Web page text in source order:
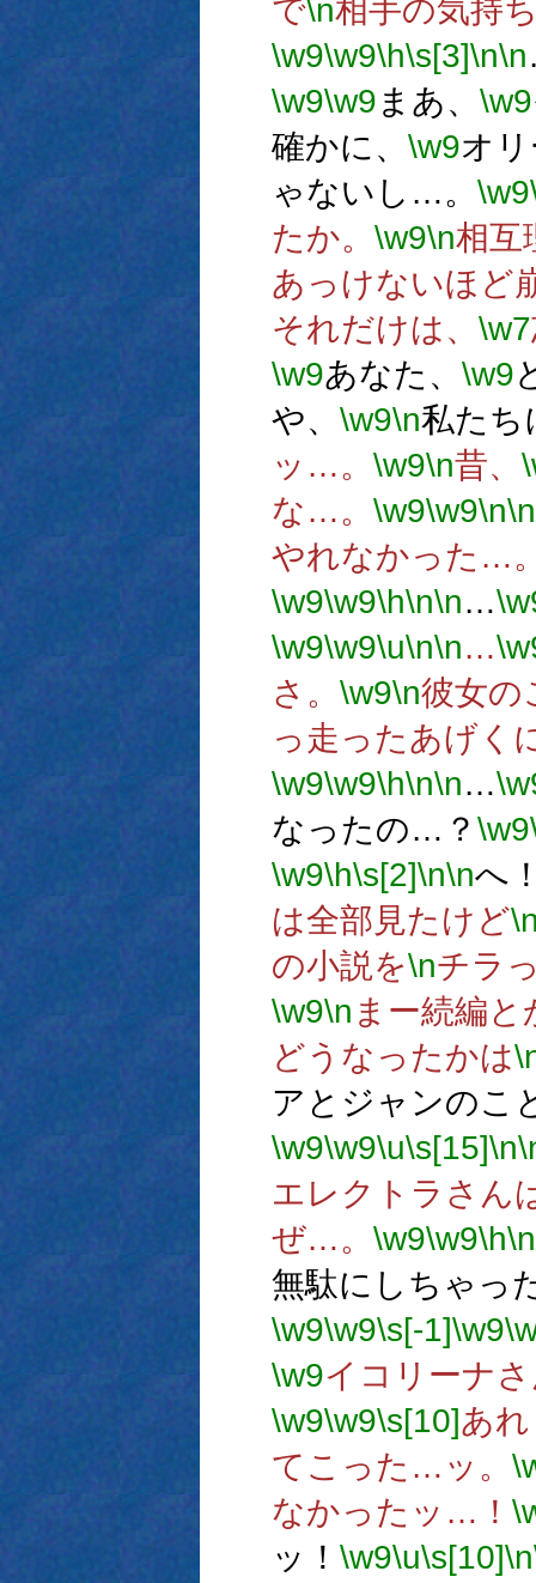
で\n相手の気持
\w9\w9\h\s[3]\n\n
\w9\w9まあ、 \w9
確かに、 \w9オ
ゃないし…。 \w9
たか。 \w9\n相互
あっけないほど
それだけは、 \w7
\w9あなた、 \w9
や、 \w9\n私たち
ッ…。 \w9\n昔、
な…。 \w9\w9\n\n
やれなかった…
\w9\w9\h\n\n…
\w9\w9\u\n\n…
さ。 \w9\n彼女の
っ走ったあげく
\w9\w9\h\n\n…
なったの…？ \w9
\w9\h\s[2]\n\nへ
は全部見たけど
の小説を\nチラ
\w9\n まー続編
どうなったかは
アとジャンの
\w9\w9\u\s[15]\n
エレクトラさん
ぜ…。 \w9\w9\h\n
無駄にしちゃっ
\w9\w9\s[-1]\w9
\w9イコリーナ
\w9\w9\s[10]あ
てこった…ッ。
なかったッ…！
ッ！ \w9\u\s[10]\n